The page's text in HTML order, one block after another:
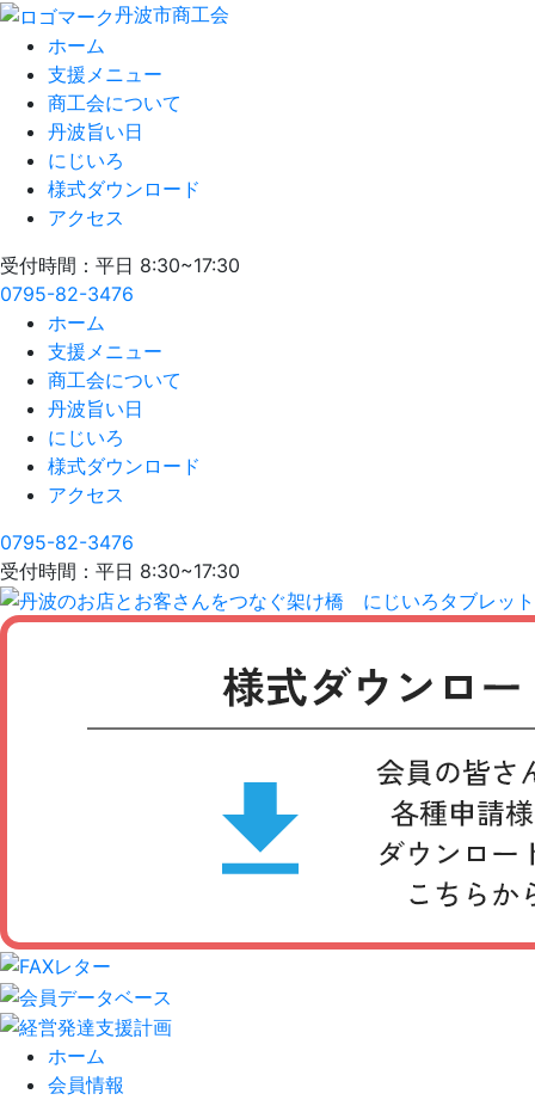
丹波市商工会
ホーム
支援メニュー
商工会について
丹波旨い日
にじいろ
様式ダウンロード
アクセス
受付時間：平日 8:30~17:30
0795-82-3476
ホーム
支援メニュー
商工会について
丹波旨い日
にじいろ
様式ダウンロード
アクセス
0795-82-3476
受付時間：平日 8:30~17:30
ホーム
会員情報